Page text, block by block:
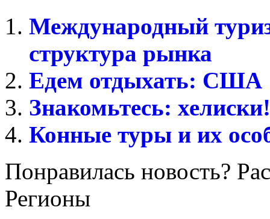
Международный
структура рынка
Едем отдыхать: США
Знакомьтесь: хелиски!
Конные туры и их
Понравилась новость?
Регионы